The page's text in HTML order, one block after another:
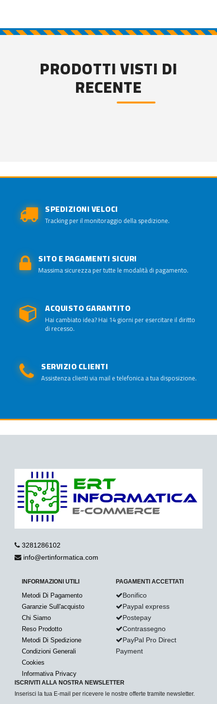
PRODOTTI VISTI DI
RECENTE
SPEDIZIONI VELOCI
Tracking per il monitoraggio della spedizione.
SITO E PAGAMENTI SICURI
Massima sicurezza per tutte le modalità di pagamento.
ACQUISTO GARANTITO
Hai cambiato idea? Hai 14 giorni per esercitare il diritto
di recesso.
SERVIZIO CLIENTI
Assistenza clienti via mail e telefonica a tua disposizione.
3281286102
info@ertinformatica.com
INFORMAZIONI UTILI
Metodi Di Pagamento
Garanzie Sull'acquisto
Chi Siamo
Reso Prodotto
Metodi Di Spedizione
Condizioni Generali
Cookies
Informativa Privacy
PAGAMENTI ACCETTATI
Bonifico
Paypal express
Postepay
Contrassegno
PayPal Pro Direct
Payment
ISCRIVITI ALLA NOSTRA NEWSLETTER
Inserisci la tua E-mail per ricevere le nostre offerte tramite newsletter.